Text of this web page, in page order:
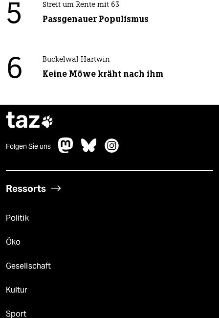
5 Streit um Rente mit 63
Passgenauer Populismus
6 Buckelwal Hartwin
Keine Möwe kräht nach ihm
taz
Folgen Sie uns
Ressorts
Politik
Öko
Gesellschaft
Kultur
Sport